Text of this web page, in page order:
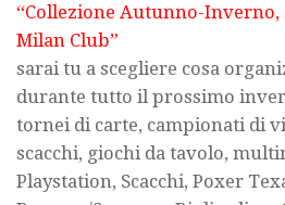
“Collezione Autunno-Inverno,
Milan Club”
sarai tu a scegliere cosa
durante tutto il prossimo
tornei di carte, campionati di
scacchi, giochi da tavolo,
Playstation, Scacchi, Poxer